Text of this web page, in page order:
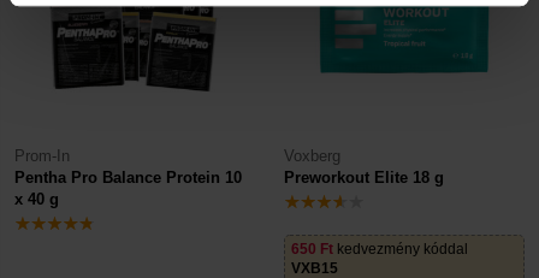
Prom-In
Pentha Pro Balance Protein 10
x 40 g
Voxberg
Preworkout Elite 18 g
650 Ft kedvezmény kóddal
VXB15